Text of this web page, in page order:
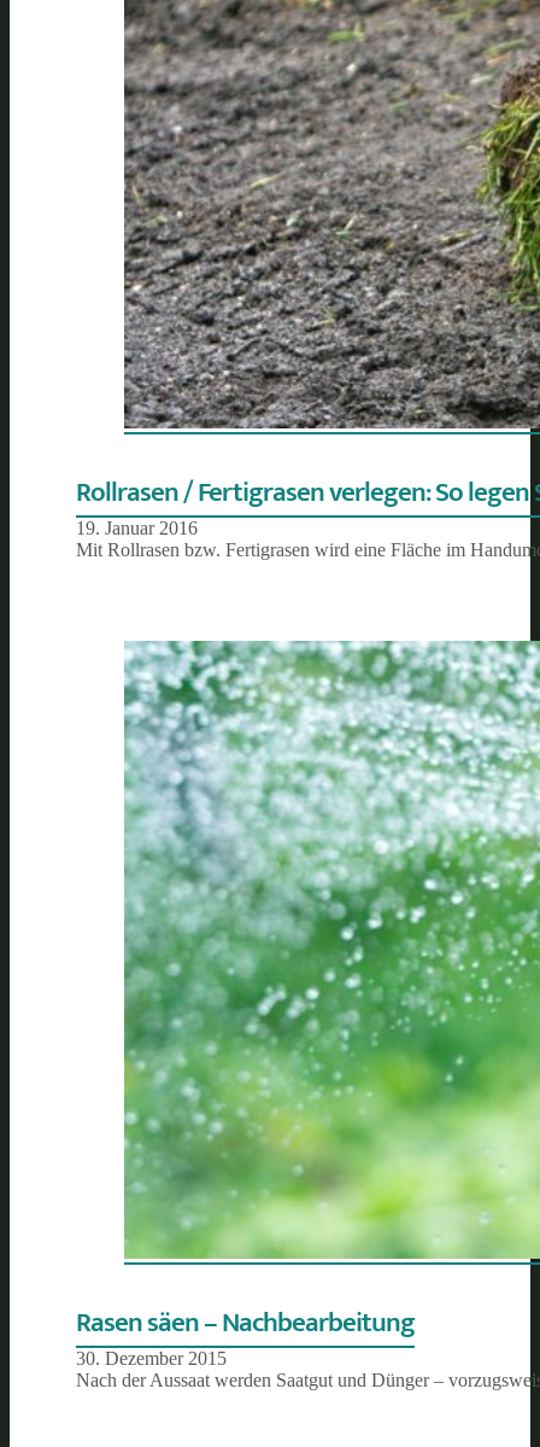
Rollrasen / Fertigrasen verlegen: So legen
19. Januar 2016
Mit Rollrasen bzw. Fertigrasen wird eine Fläche im
Rasen säen – Nachbearbeitung
30. Dezember 2015
Nach der Aussaat werden Saatgut und Dünger –